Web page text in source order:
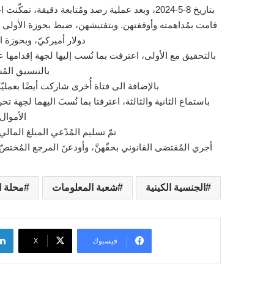
بتاريخ 8-5-2024، وبعد عملية رصد ومُتابعة
دولار أميركيّ، وبحوزة الثالثة مبلغ
بالتنسيق
بالإضافة الى فتاة أُخرى شاركت أيضًا
باستماع الثانية والثالثة، اعترفتا بما نُسبَ اليهما
تمّ تسليم المُدّعي المبلغ المالي المضبوط
أجري المُقتضى القانوني بحقّهنَّ، وأودعنَ المرجع
الجنسية الكينية شعبة المعلومات محلة
فيسبوك ‫X